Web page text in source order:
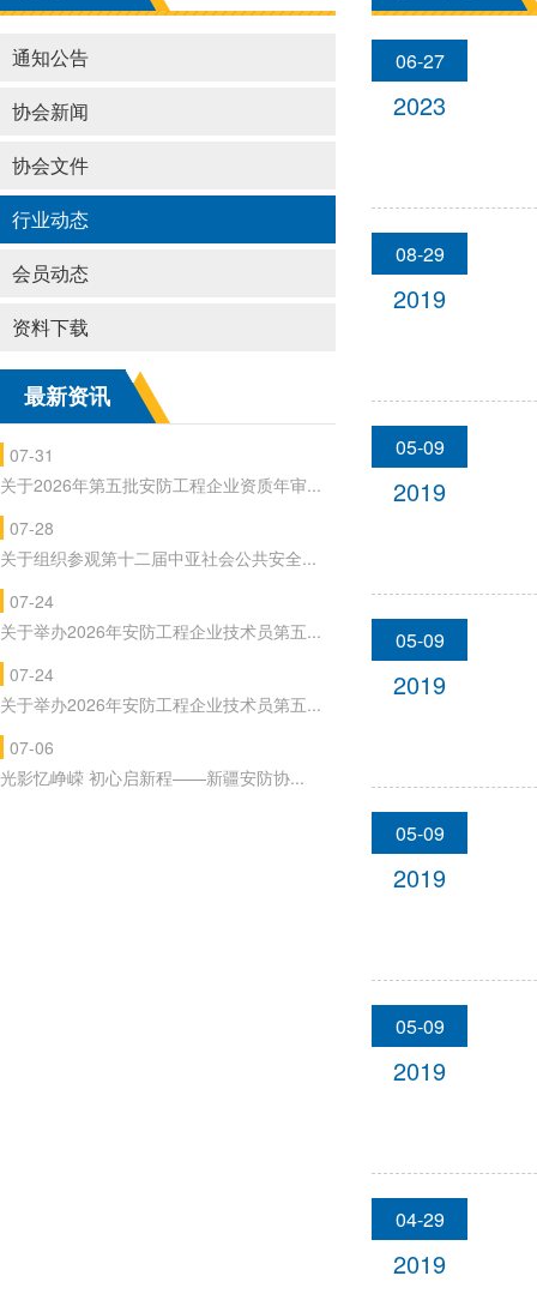
通知公告
协会新闻
协会文件
行业动态
会员动态
资料下载
最新资讯
07-31
关于2026年第五批安防工程企业资质年审...
07-28
关于组织参观第十二届中亚社会公共安全...
07-24
关于举办2026年安防工程企业技术员第五...
07-24
关于举办2026年安防工程企业技术员第五...
07-06
光影忆峥嵘 初心启新程——新疆安防协...
06-27
2023
08-29
2019
05-09
2019
05-09
2019
05-09
2019
05-09
2019
04-29
2019